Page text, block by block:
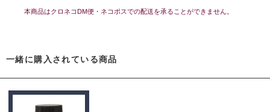
本商品はクロネコDM便・ネコポスでの配送を承ることができません。
一緒に購入されている商品